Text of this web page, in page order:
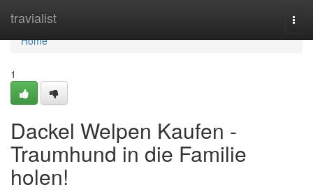
travialist
Home
Home
1
Dackel Welpen Kaufen -
Traumhund in die Familie
holen!